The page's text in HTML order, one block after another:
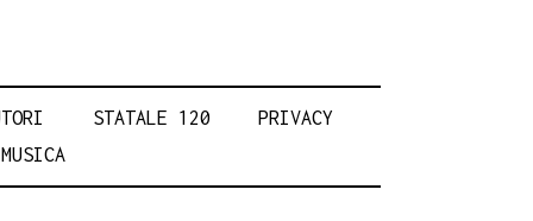
STATALE 120
PRIVACY
MUSICA